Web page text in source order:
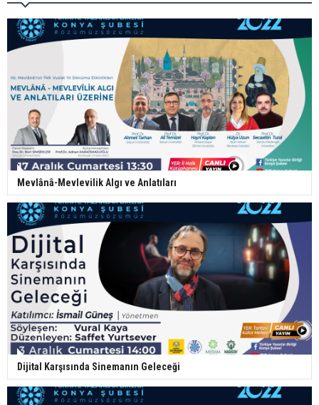
Mevlânâ-Mevlevilik Algı ve Anlatıları
Dijital Karşısında Sinemanın Geleceği